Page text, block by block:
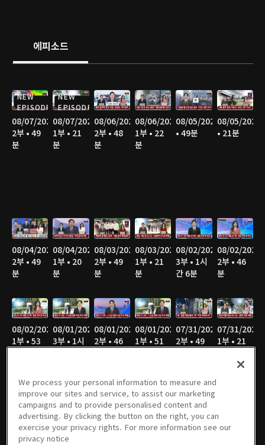
에피소드
NEW
EPISODE
08/07/2026
2부 • 49
분
NEW
EPISODE
08/07/2026
1부 • 21
분
08/06/2026
2부 • 48
분
08/06/2026
1부 • 22
분
08/05/2026
• 49분
08/05/2026
• 21분
08/04/2026
2부 • 49
분
08/04/2026
1부 • 20
분
08/03/2026
2부 • 49
분
08/03/2026
1부 • 21
분
08/02/2026
3부 • 1시
간 6분
08/02/2026
2부 • 46
분
08/02/2026
1부 • 53
08/01/2026
3부 • 1시
08/01/2026
2부 • 46
08/01/2026
1부 • 51
07/31/2026
2부 • 49
07/31/2026
1부 • 21
07/30/2026
2부 • 49
분
07/30/2026
1부 • 21
분
07/29/2026
2부 • 49
분
07/29/2026
1부 • 21
분
07/28/2026
2부 • 50
분
1부 • 21
분
We process your personal information to measure and
improve our sites and service, to assist our marketing
campaigns and to provide personalised content and
advertising. By clicking the button on the right, you can
exercise your privacy rights. For more information see our
privacy notice